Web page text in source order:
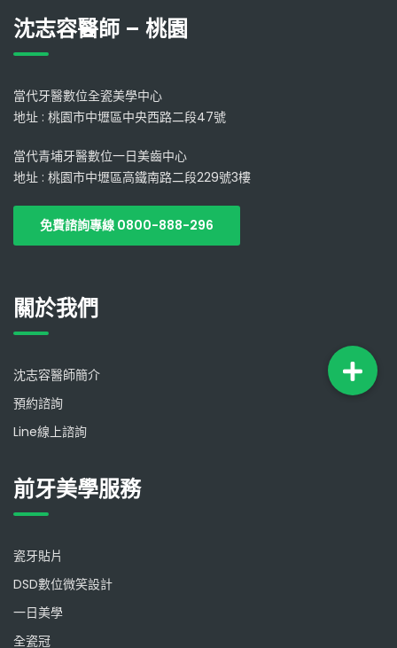
沈志容醫師 – 桃園
當代牙醫數位全瓷美學中心
地址 : 桃園市中壢區中央西路二段47號
當代青埔牙醫數位一日美齒中心
地址 : 桃園市中壢區高鐵南路二段229號3樓
免費諮詢專線 0800-888-296
關於我們
沈志容醫師簡介
預約諮詢
Line線上諮詢
前牙美學服務
瓷牙貼片
DSD數位微笑設計
一日美學
全瓷冠